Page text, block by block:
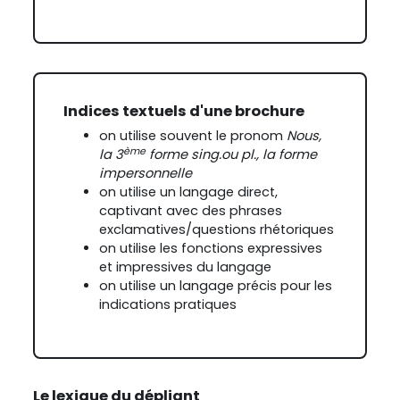
Indices textuels d'une brochure
on utilise souvent le pronom Nous,
la 3èmeforme sing.ou pl., la forme
impersonnelle
on utilise un langage direct,
captivant avec des phrases
exclamatives/questions rhétoriques
on utilise les fonctions expressives
et impressives du langage
on utilise un langage précis pour les
indications pratiques